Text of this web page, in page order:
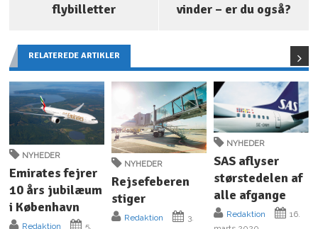
flybilletter
vinder – er du også?
RELATEREDE ARTIKLER
NYHEDER
Emirates fejrer
10 års jubilæum
i København
Redaktion 5.
NYHEDER
Rejsefeberen
stiger
Redaktion
3.
NYHEDER
SAS aflyser
størstedelen af
alle afgange
Redaktion
16.